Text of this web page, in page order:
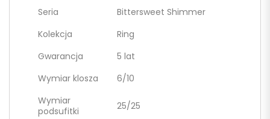
Seria
Bittersweet Shimmer
Kolekcja
Ring
Gwarancja
5 lat
Wymiar klosza
6/10
Wymiar
podsufitki
25/25